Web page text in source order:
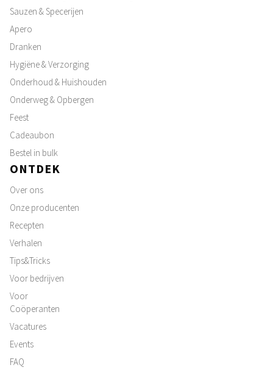
Sauzen & Specerijen
Apero
Dranken
Hygiëne & Verzorging
Onderhoud & Huishouden
Onderweg & Opbergen
Feest
Cadeaubon
Bestel in bulk
ONTDEK
Over ons
Onze producenten
Recepten
Verhalen
Tips&Tricks
Voor bedrijven
Voor
Coöperanten
Vacatures
Events
FAQ